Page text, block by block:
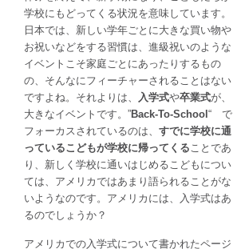
学校にもどってくる状況を意味しています。
日本では、新しい学年ごとに大きな買い物や
お祝いなどをする習慣は、進級祝いのような
イベントこそ家庭ごとにあったりするもの
の、そんなにフィーチャーされることはない
ですよね。それよりは、 入学式や卒業式が、
大きなイベントです。”Back-To-School “ で
フォーカスされているのは、 すでに学校に通
っているこどもが学校に帰ってくることであ
り、新しく学校に通いはじめるこどもについ
ては、アメリカではあまり語られることがな
いようなのです。アメリカには、入学式はあ
るのでしょうか？
アメリカでの入学式について書かれたページ